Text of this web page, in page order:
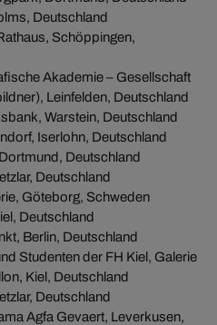
Deutschland
Schöppingen,
Akademie – Gesellschaft
Leinfelden, Deutschland
Warstein, Deutschland
Iserlohn, Deutschland
Deutschland
Deutschland
Göteborg, Schweden
Deutschland
Berlin, Deutschland
Studenten der FH Kiel, Galerie
Kiel, Deutschland
Deutschland
Agfa Gevaert, Leverkusen,